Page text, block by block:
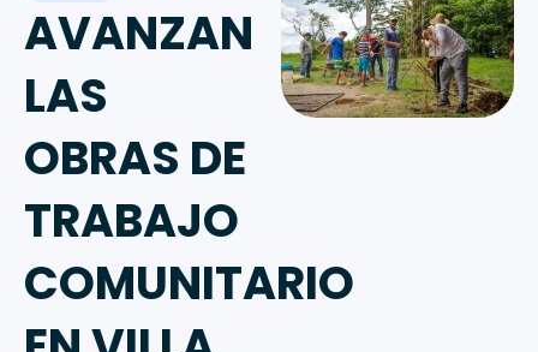
AVANZAN
LAS
OBRAS DE
TRABAJO
COMUNITARIO